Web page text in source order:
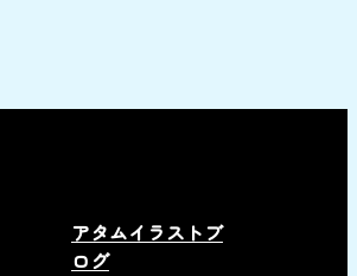
アタムイラストブ
ログ